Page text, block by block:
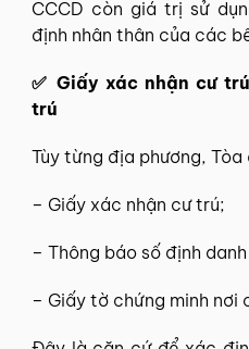
CCCD còn giá trị sử
định nhân thân của các
✅ Giấy xác nhận cư
trú
Tùy từng địa phương,
– Giấy xác nhận cư trú;
– Thông báo số định
– Giấy tờ chứng minh nơi